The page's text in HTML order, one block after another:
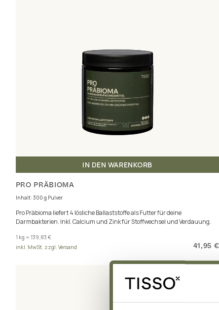
IN DEN WARENKORB
PRO PRÄBIOMA
Inhalt: 300 g Pulver
Pro Präbioma liefert 4 lösliche Ballaststoffe als Futter für deine
Darmbakterien. Inkl. Calcium und Zink für Stoffwechsel und Verdauung.
1 kg = 139,83 €
inkl. MwSt. zzgl. Versand
41,95 €